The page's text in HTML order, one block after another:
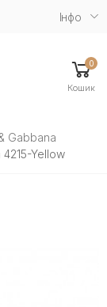
Iнфо
0
Кошик
Gabbana
Yellow